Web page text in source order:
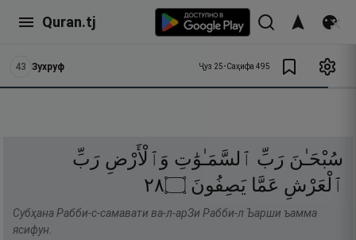
Quran.tj
43 Зухруф Ҷуз 25•Саҳифа 495
سُبْحَـٰنَ رَبِّ ٱلسَّمَـٰوَٰتِ وَٱلْأَرْضِ رَبِّ
ٱلْعَرْشِ عَمَّا يَصِفُونَ ۝٨٢
Субҳана Рабби-с-самавати ва-л-арЗи Рабби-л Ъарши ъамма
ясифун.